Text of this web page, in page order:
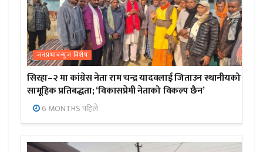
जनप्रभाबन्युज विशेष
सिरहा–२ मा कांग्रेस नेता राम चन्द्र यादवलाई जिताउन स्थानीयको
सामूहिक प्रतिबद्धता; ‘विकासप्रेमी नेताको विकल्प छैन’
6 MONTHS पहिले